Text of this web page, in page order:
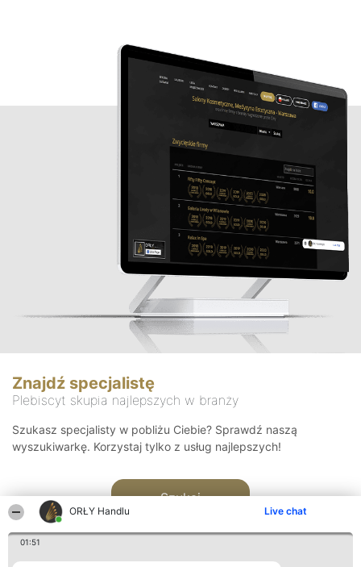
ORŁY Handlu Live chat
01:51
Znajdź specjalistę
Plebiscyt skupia najlepszych w branży
Szukasz specjalisty w pobliżu Ciebie? Sprawdź naszą
wyszukiwarkę. Korzystaj tylko z usług najlepszych!
Szukaj